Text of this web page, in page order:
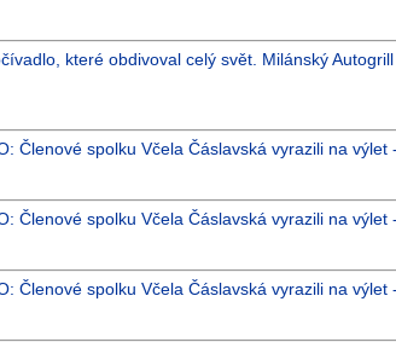
které obdivoval celý svět. Milánský
Členové spolku Včela Čáslavská vyrazili na výlet
Členové spolku Včela Čáslavská vyrazili na výlet
Členové spolku Včela Čáslavská vyrazili na výlet